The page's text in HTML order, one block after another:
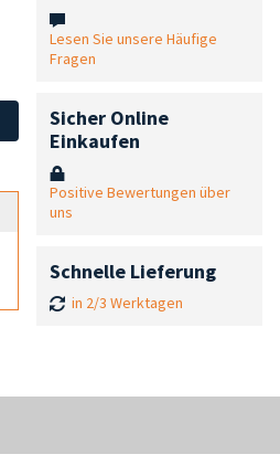
Lesen Sie unsere Häufige
Fragen
Sicher Online
Einkaufen
Positive Bewertungen über
uns
Schnelle Lieferung
in 2/3 Werktagen